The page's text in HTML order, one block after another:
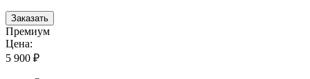
Заказать
Премиум
Цена:
5 900 ₽